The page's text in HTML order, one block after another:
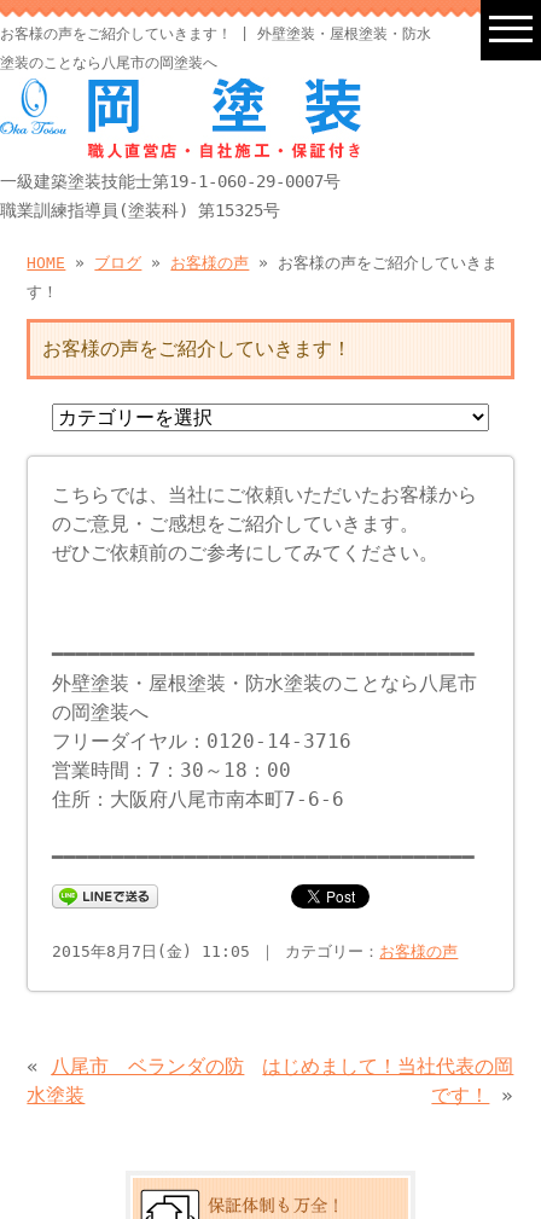
お客様の声をご紹介していきます！ | 外壁塗装・屋根塗装・防水
塗装のことなら八尾市の岡塗装へ
一級建築塗装技能士第19-1-060-29-0007号
職業訓練指導員(塗装科) 第15325号
HOME » ブログ » お客様の声 » お客様の声をご紹介していきま
す！
お客様の声をご紹介していきます！
こちらでは、当社にご依頼いただいたお客様から
のご意見・ご感想をご紹介していきます。
ぜひご依頼前のご参考にしてみてください。
━━━━━━━━━━━━━━━━━━━━━━━━━━━━━━━━━━━
外壁塗装・屋根塗装・防水塗装のことなら八尾市
の岡塗装へ
フリーダイヤル：0120-14-3716
営業時間：7：30～18：00
住所：大阪府八尾市南本町7-6-6
━━━━━━━━━━━━━━━━━━━━━━━━━━━━━━━━━━━
2015年8月7日(金) 11:05 ｜ カテゴリー： お客様の声
« 八尾市 ベランダの防
水塗装
はじめまして！当社代表の岡
です！
»